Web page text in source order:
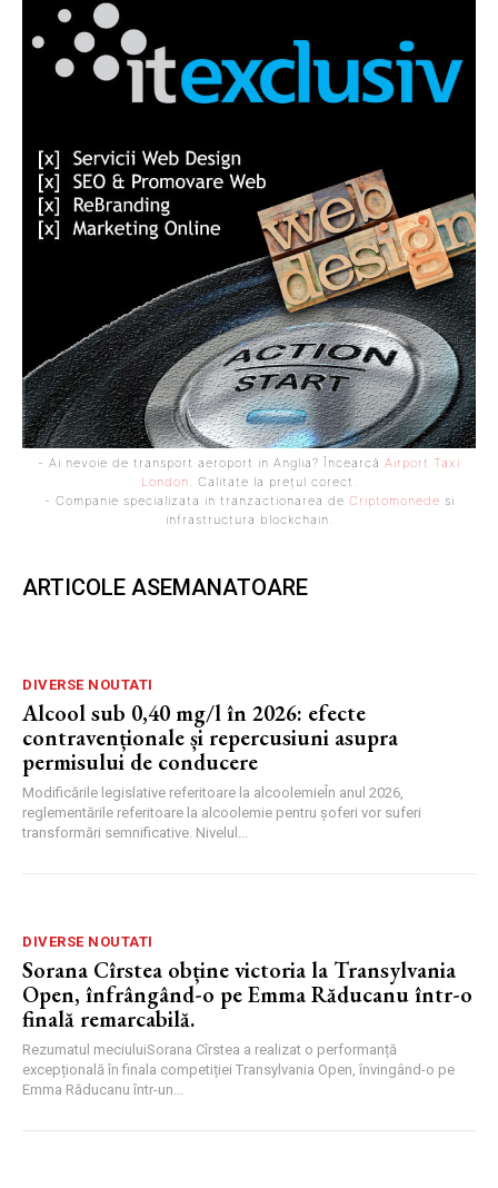
- Ai nevoie de transport aeroport in Anglia? Încearcă Airport Taxi
London . Calitate la prețul corect.
- Companie specializata in tranzactionarea de Criptomonede si
infrastructura blockchain.
ARTICOLE ASEMANATOARE
DIVERSE NOUTATI
Alcool sub 0,40 mg/l în 2026: efecte
contravenționale și repercusiuni asupra
permisului de conducere
Modificările legislative referitoare la alcoolemieÎn anul 2026,
reglementările referitoare la alcoolemie pentru șoferi vor suferi
transformări semnificative. Nivelul...
DIVERSE NOUTATI
Sorana Cîrstea obține victoria la Transylvania
Open, înfrângând-o pe Emma Răducanu într-o
finală remarcabilă.
Rezumatul meciuluiSorana Cîrstea a realizat o performanță
excepțională în finala competiției Transylvania Open, învingând-o pe
Emma Răducanu într-un...